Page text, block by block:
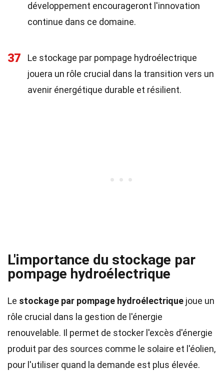
développement encourageront l'innovation
continue dans ce domaine.
37
Le stockage par pompage hydroélectrique
jouera un rôle crucial dans la transition vers un
avenir énergétique durable et résilient.
L'importance du stockage par
pompage hydroélectrique
Le stockage par pompage hydroélectrique joue un
rôle crucial dans la gestion de l'énergie
renouvelable. Il permet de stocker l'excès d'énergie
produit par des sources comme le solaire et l'éolien,
pour l'utiliser quand la demande est plus élevée.